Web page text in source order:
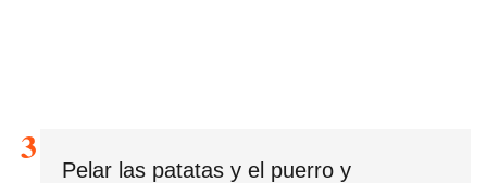
Pelar las patatas y el puerro y